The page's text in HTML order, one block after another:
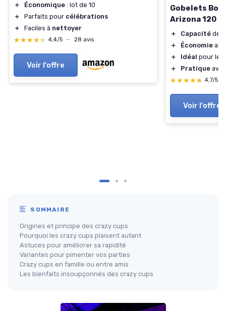
＋
Économique : lot de 10
＋
Parfaits pour célébrations
＋
Faciles à nettoyer
★★★★★
★★★★★ 4,4/5 — 28 avis
Voir l'offre
Gobelets
Arizona 120
＋ Capacité de
＋
Économie
＋
Idéal pour les
＋
Pratique
★★★★★
★★★★★ 4,7/5
Voir l'offre
SOMMAIRE
Origines et principe des crazy cups
Pourquoi les crazy cups plaisent autant
Astuces pour améliorer sa rapidité
Variantes pour pimenter vos parties
Crazy cups en famille ou entre amis
Les bienfaits insoupçonnés des crazy cups